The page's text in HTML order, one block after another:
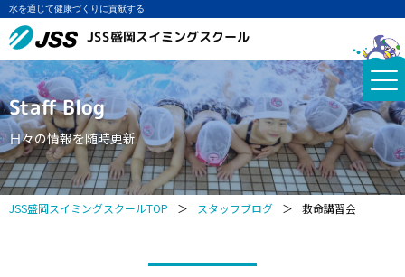
水を通じて健康づくりに貢献する
JSS盛岡スイミングスクール
Staff Blog
日々の情報を随時更新
JSS盛岡スイミングスクールTOP ＞ スタッフブログ ＞ 救命講習会